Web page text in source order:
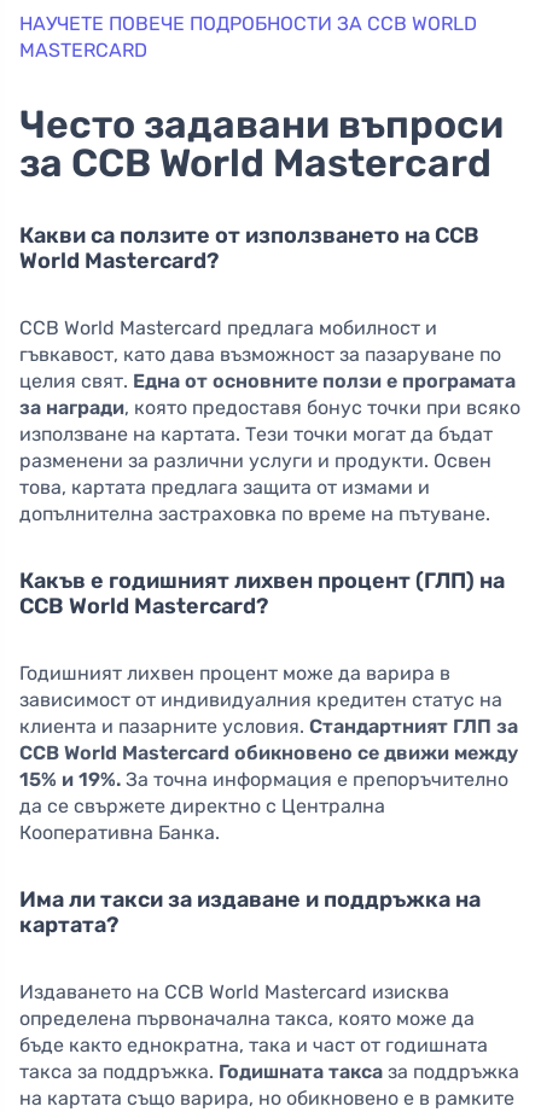
НАУЧЕТЕ ПОВЕЧЕ ПОДРОБНОСТИ ЗА CCB WORLD
MASTERCARD
Често задавани въпроси
за CCB World Mastercard
Какви са ползите от използването на CCB
World Mastercard?
CCB World Mastercard предлага мобилност и
гъвкавост, като дава възможност за пазаруване по
целия свят. Една от основните ползи е програмата
за награди, която предоставя бонус точки при всяко
използване на картата. Тези точки могат да бъдат
разменени за различни услуги и продукти. Освен
това, картата предлага защита от измами и
допълнителна застраховка по време на пътуване.
Какъв е годишният лихвен процент (ГЛП) на
CCB World Mastercard?
Годишният лихвен процент може да варира в
зависимост от индивидуалния кредитен статус на
клиента и пазарните условия. Стандартният ГЛП за
CCB World Mastercard обикновено се движи между
15% и 19%. За точна информация е препоръчително
да се свържете директно с Централна
Кооперативна Банка.
Има ли такси за издаване и поддръжка на
картата?
Издаването на CCB World Mastercard изисква
определена първоначална такса, която може да
бъде както еднократна, така и част от годишната
такса за поддръжка. Годишната такса за поддръжка
на картата също варира, но обикновено е в рамките